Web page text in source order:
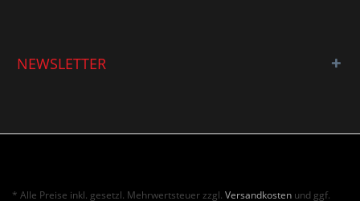
NEWSLETTER
* Alle Preise inkl. gesetzl. Mehrwertsteuer zzgl.Versandkosten und ggf.